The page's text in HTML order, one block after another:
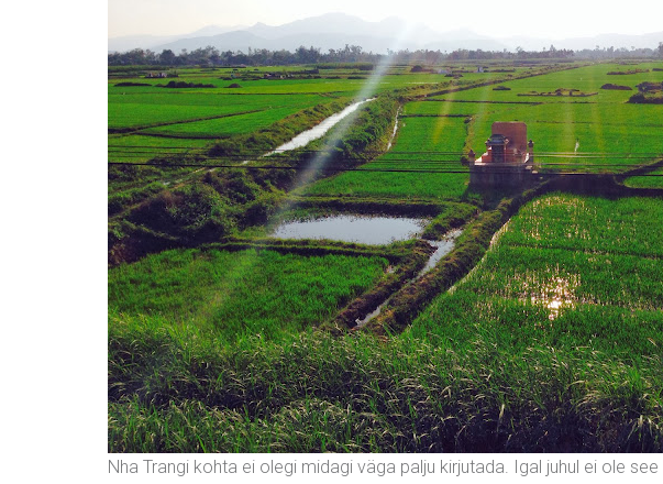
Nha Trangi kohta ei olegi midagi väga palju kirjutada. Igal juhul ei ole see